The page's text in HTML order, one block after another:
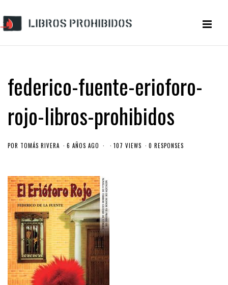
federico-fuente-erioforo-
rojo-libros-prohibidos
POR TOMÁS RIVERA 6 AÑOS AGO 107 VIEWS 0 RESPONSES